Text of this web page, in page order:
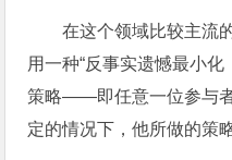
在这个领域比较主流
用一种“反事实遗憾最小
策略——即任意一位参与
定的情况下，他所做的策略